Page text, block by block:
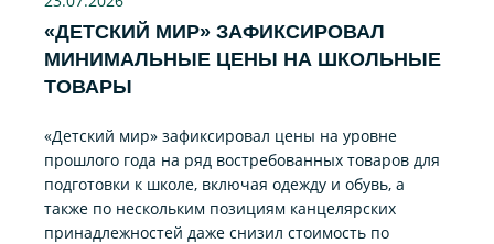
«ДЕТСКИЙ МИР» ЗАФИКСИРОВАЛ
МИНИМАЛЬНЫЕ ЦЕНЫ НА ШКОЛЬНЫЕ
ТОВАРЫ
«Детский мир» зафиксировал цены на уровне
прошлого года на ряд востребованных товаров для
подготовки к школе, включая одежду и обувь, а
также по нескольким позициям канцелярских
принадлежностей даже снизил стоимость по